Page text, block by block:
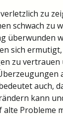
zu
schwach zu
überwunden
sich
zu vertrauen
auch,
kann
alte Probleme